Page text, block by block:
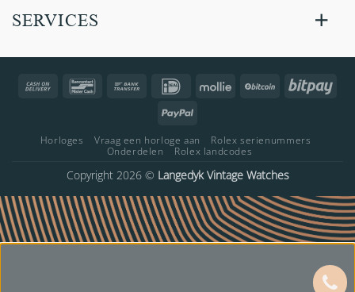
SERVICES
Cash
Bancontact Bank
IDeal Mollie BitCoin
PayPal
Horloges Vraag een horloge aan
Rolex serienummers
Onderdelen
Rolex landcodes
Copyright 2026 © Langedyk Vintage Watches